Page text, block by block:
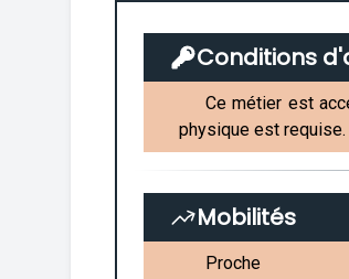
Conditions
Ce métier est
physique est requise.
Mobilités
Proche